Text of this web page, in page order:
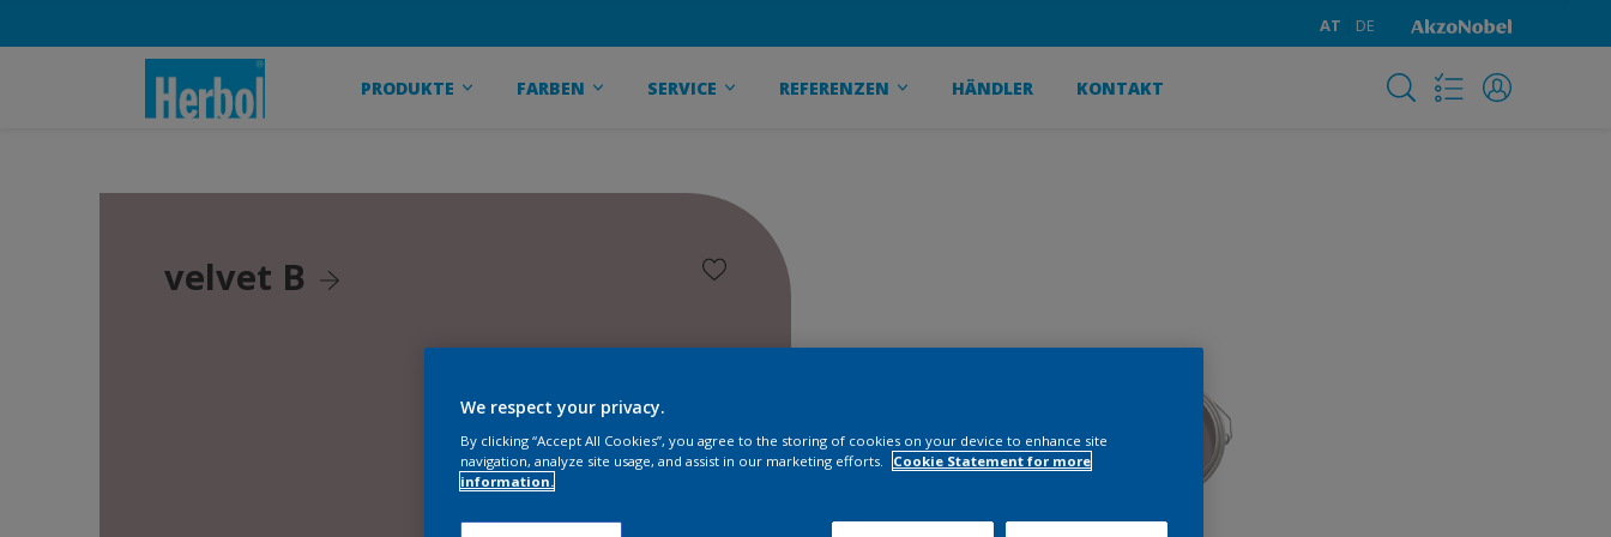
AT DE
PRODUKTE FARBEN SERVICE REFERENZEN HÄNDLER KONTAKT
velvet B
We respect your privacy.
By clicking “Accept All Cookies”, you agree to the storing of cookies on your device to enhance site
navigation, analyze site usage, and assist in our marketing efforts.
Cookie Statement for more
information.